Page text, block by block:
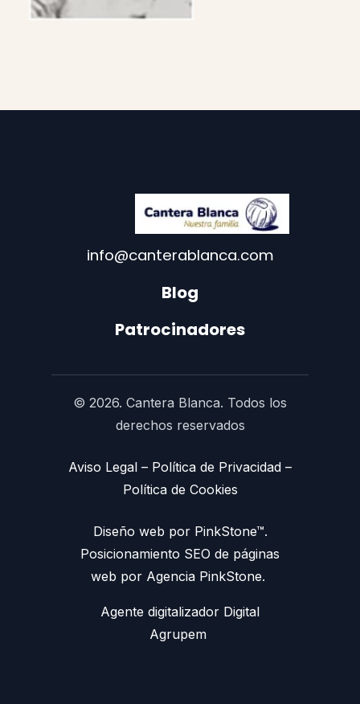
info@canterablanca.com
Blog
Patrocinadores
© 2026. Cantera Blanca. Todos los
derechos reservados
Aviso Legal – Política de Privacidad –
Política de Cookies
Diseño web por PinkStone™.
Posicionamiento SEO de páginas
web por Agencia PinkStone.
Agente digitalizador Digital
Agrupem